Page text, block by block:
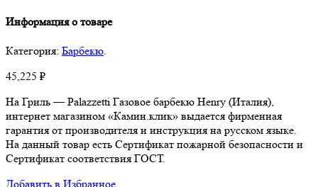
Информация о товаре
Категория: Барбекю.
45,225 ₽
На Гриль — Palazzetti Газовое барбекю Henry (Италия),
интернет магазином «Камин.клик» выдается фирменная
гарантия от производителя и инструкция на русском языке.
На данный товар есть Сертификат пожарной безопасности и
Сертификат соответствия ГОСТ.
Добавить в Избранное